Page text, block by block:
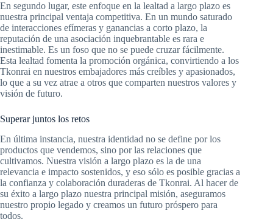
En segundo lugar, este enfoque en la lealtad a largo plazo es
nuestra principal ventaja competitiva. En un mundo saturado
de interacciones efímeras y ganancias a corto plazo, la
reputación de una asociación inquebrantable es rara e
inestimable. Es un foso que no se puede cruzar fácilmente.
Esta lealtad fomenta la promoción orgánica, convirtiendo a los
Tkonrai en nuestros embajadores más creíbles y apasionados,
lo que a su vez atrae a otros que comparten nuestros valores y
visión de futuro.
Superar juntos los retos
En última instancia, nuestra identidad no se define por los
productos que vendemos, sino por las relaciones que
cultivamos. Nuestra visión a largo plazo es la de una
relevancia e impacto sostenidos, y eso sólo es posible gracias a
la confianza y colaboración duraderas de Tkonrai. Al hacer de
su éxito a largo plazo nuestra principal misión, aseguramos
nuestro propio legado y creamos un futuro próspero para
todos.